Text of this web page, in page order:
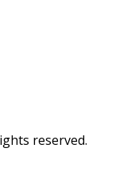
reserved.